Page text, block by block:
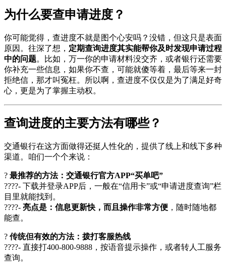
为什么要查申请进度？
你可能觉得，查进度不就是图个心安吗？没错，但这只是表面
原因。往深了想， 定期查询进度其实能帮你及时发现申请过程
中的问题。比如，万一你的申请材料没交齐，或者银行还需要
你补充一些信息，如果你不查，可能就傻等着，最后等来一封
拒绝信，那才叫冤枉。所以啊，查进度不仅仅是为了满足好奇
心，更是为了掌握主动权。
查询进度的主要方法有哪些？
交通银行在这方面做得还挺人性化的，提供了线上和线下多种
渠道。咱们一个个来说：
? 最推荐的方法：交通银行官方APP“买单吧”
????- 下载并登录APP后，一般在“信用卡”或“申请进度查询”栏
目里就能找到。
????- 亮点是：信息更新快，而且操作非常方便 ，随时随地都
能查。
? 传统但有效的方法：拨打客服热线
????- 直接打400-800-9888，按语音提示操作，或者转人工服务
查询。